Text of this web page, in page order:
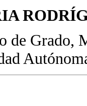
de Grado,